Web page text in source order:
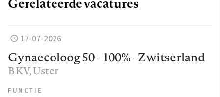
Gerelateerde vacatures
17-07-2026
Gynaecoloog 50 - 100% - Zwitserland
BKV, Uster
FUNCTIE